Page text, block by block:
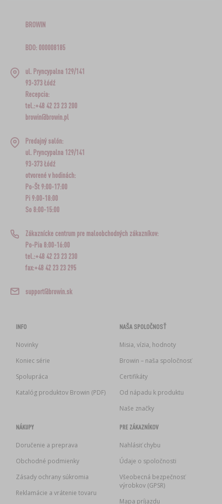
BROWIN
BDO: 000008185
ul. Pryncypalna 129/141
93-373 Łódź
Recepcia:
tel.:+48 42 23 23 200
browin@browin.pl
Predajný salón:
ul. Pryncypalna 129/141
93-373 Łódź
otvorené v hodinách:
Po-Št 9:00-17:00
Pi 9:00-18:00
So 8:00-15:00
Zákaznícke centrum pre maloobchodných zákazníkov:
Po-Pia 8:00-16:00
tel.:+48 42 23 23 230
fax:+48 42 23 23 295
support@browin.sk
INFO
Novinky
Koniec série
Spolupráca
Katalóg produktov Browin (PDF)
NAŠA SPOLOČNOSŤ
Misia, vízia, hodnoty
Browin – naša spoločnosť
Certifikáty
Od nápadu k produktu
Naše značky
NÁKUPY
Doručenie a preprava
Obchodné podmienky
Zásady ochrany súkromia
Reklamácie a vrátenie tovaru
PRE ZÁKAZNÍKOV
Nahlásiť chybu
Údaje o spoločnosti
Všeobecná bezpečnosť
výrobkov (GPSR)
Mapa príjazdu